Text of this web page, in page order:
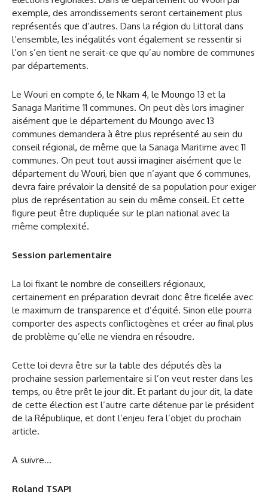
exemple, des arrondissements seront certainement plus
représentés que d’autres. Dans la région du Littoral dans
l’ensemble, les inégalités vont également se ressentir si
l’on s’en tient ne serait-ce que qu’au nombre de communes
par départements.
Le Wouri en compte 6, le Nkam 4, le Moungo 13 et la
Sanaga Maritime 11 communes. On peut dès lors imaginer
aisément que le département du Moungo avec 13
communes demandera à être plus représenté au sein du
conseil régional, de même que la Sanaga Maritime avec 11
communes. On peut tout aussi imaginer aisément que le
département du Wouri, bien que n’ayant que 6 communes,
devra faire prévaloir la densité de sa population pour exiger
plus de représentation au sein du même conseil. Et cette
figure peut être dupliquée sur le plan national avec la
même complexité.
Session parlementaire
La loi fixant le nombre de conseillers régionaux,
certainement en préparation devrait donc être ficelée avec
le maximum de transparence et d’équité. Sinon elle pourra
comporter des aspects conflictogènes et créer au final plus
de problème qu’elle ne viendra en résoudre.
Cette loi devra être sur la table des députés dès la
prochaine session parlementaire si l’on veut rester dans les
temps, ou être prêt le jour dit. Et parlant du jour dit, la date
de cette élection est l’autre carte détenue par le président
de la République, et dont l’enjeu fera l’objet du prochain
article.
A suivre…
Roland TSAPI